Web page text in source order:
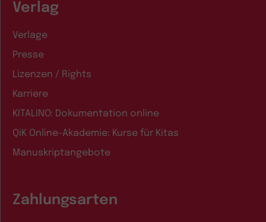
Verlag
Verlage
Presse
Lizenzen / Rights
Karriere
KITALINO: Dokumentation online
QiK Online-Akademie: Kurse für Kitas
Manuskriptangebote
Zahlungsarten